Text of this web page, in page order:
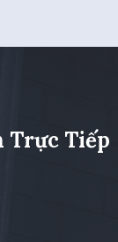
Trực Tiếp